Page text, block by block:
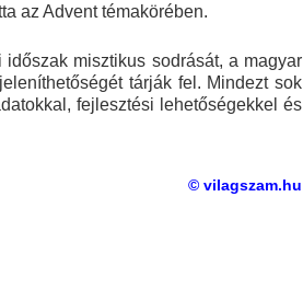
az Advent témakörében.
misztikus sodrását, a magyar
tárják fel. Mindezt sok
fejlesztési lehetőségekkel és
© vilagszam.hu